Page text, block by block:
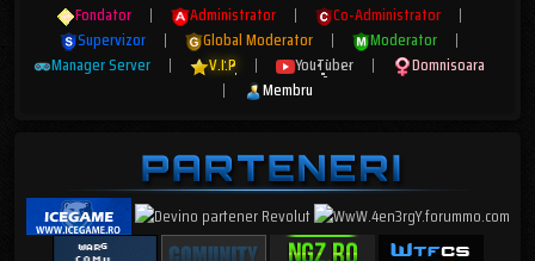
Fondator | Administrator | Co-Administrator
|
Supervizor
| Global Moderator | Moderator
|
Manager Server
| V.I.P | YouTuber |
Domnisoara
|
Membru